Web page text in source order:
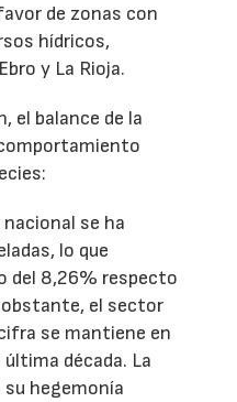
de zonas con
hídricos,
y La Rioja.
el balance de la
se ha
lo que
del 8,26% respecto
el sector
se mantiene en
última década. La
hegemonía